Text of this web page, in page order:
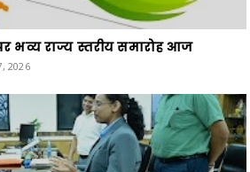
भव्य राज्य स्तरीय समारोह आज
2026